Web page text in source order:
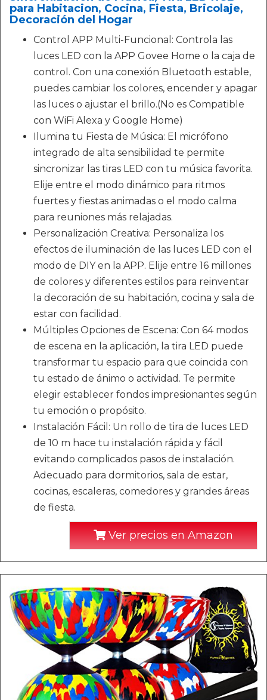
para Habitacion, Cocina, Fiesta, Bricolaje,
Decoración del Hogar
Control APP Multi-Funcional: Controla las
luces LED con la APP Govee Home o la caja de
control. Con una conexión Bluetooth estable,
puedes cambiar los colores, encender y apagar
las luces o ajustar el brillo.(No es Compatible
con WiFi Alexa y Google Home)
Ilumina tu Fiesta de Música: El micrófono
integrado de alta sensibilidad te permite
sincronizar las tiras LED con tu música favorita.
Elije entre el modo dinámico para ritmos
fuertes y fiestas animadas o el modo calma
para reuniones más relajadas.
Personalización Creativa: Personaliza los
efectos de iluminación de las luces LED con el
modo de DIY en la APP. Elije entre 16 millones
de colores y diferentes estilos para reinventar
la decoración de su habitación, cocina y sala de
estar con facilidad.
Múltiples Opciones de Escena: Con 64 modos
de escena en la aplicación, la tira LED puede
transformar tu espacio para que coincida con
tu estado de ánimo o actividad. Te permite
elegir establecer fondos impresionantes según
tu emoción o propósito.
Instalación Fácil: Un rollo de tira de luces LED
de 10 m hace tu instalación rápida y fácil
evitando complicados pasos de instalación.
Adecuado para dormitorios, sala de estar,
cocinas, escaleras, comedores y grandes áreas
de fiesta.
Ver precios en Amazon